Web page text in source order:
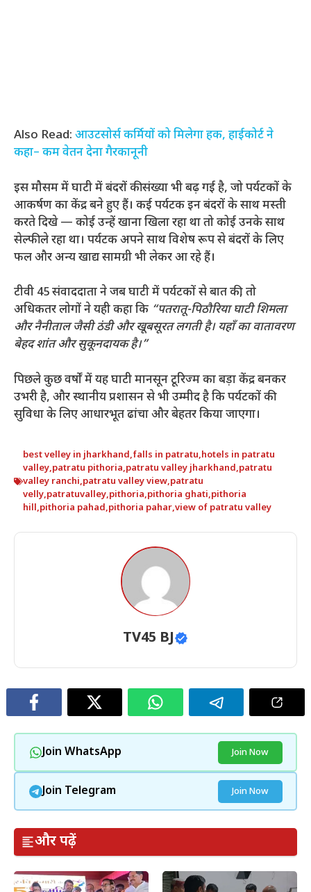
Also Read: आउटसोर्स कर्मियों को मिलेगा हक, हाईकोर्ट ने
कहा– कम वेतन देना गैरकानूनी
इस मौसम में घाटी में बंदरों की संख्या भी बढ़ गई है, जो पर्यटकों के
आकर्षण का केंद्र बने हुए हैं। कई पर्यटक इन बंदरों के साथ मस्ती
करते दिखे — कोई उन्हें खाना खिला रहा था तो कोई उनके साथ
सेल्फी ले रहा था। पर्यटक अपने साथ विशेष रूप से बंदरों के लिए
फल और अन्य खाद्य सामग्री भी लेकर आ रहे हैं।
टीवी 45 संवाददाता ने जब घाटी में पर्यटकों से बात की, तो
अधिकतर लोगों ने यही कहा कि “पतरातू-पिठौरिया घाटी शिमला
और नैनीताल जैसी ठंडी और खूबसूरत लगती है। यहाँ का वातावरण
बेहद शांत और सुकूनदायक है।”
पिछले कुछ वर्षों में यह घाटी मानसून टूरिज्म का बड़ा केंद्र बनकर
उभरी है, और स्थानीय प्रशासन से भी उम्मीद है कि पर्यटकों की
सुविधा के लिए आधारभूत ढांचा और बेहतर किया जाएगा।
best velley in jharkhand,falls in patratu,hotels in patratu
valley,patratu pithoria,patratu valley jharkhand,patratu
valley ranchi,patratu valley view,patratu
velly,patratuvalley,pithoria,pithoria ghati,pithoria
hill,pithoria pahad,pithoria pahar,view of patratu valley
TV45 BJ
Join WhatsApp Join Now
Join Telegram Join Now
और पढ़ें